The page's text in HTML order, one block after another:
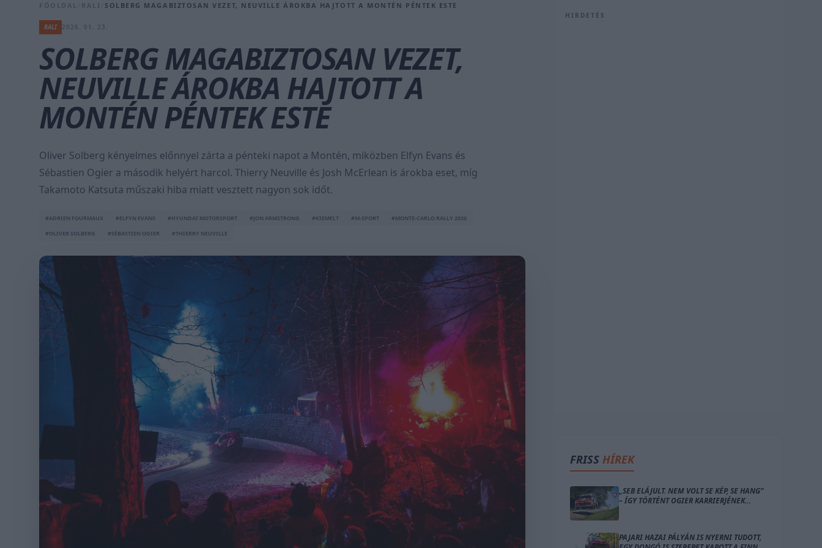
FŐOLDAL RALI SOLBERG MAGABIZTOSAN VEZET, NEUVILLE ÁROKBA HAJTOTT A MONTÉN PÉNTEK ESTE
RALI
SOLBERG MAGABIZTOSAN VEZET,
NEUVILLE ÁROKBA HAJTOTT A
MONTÉN PÉNTEK ESTE
Oliver Solberg kényelmes előnnyel zárta a pénteki napot a Montén, miközben Elfyn Evans és
Sébastien Ogier a második helyért harcol. Thierry Neuville és Josh McErlean is árokba eset, míg
Takamoto Katsuta műszaki hiba miatt vesztett nagyon sok időt.
#ADRIEN FOURMAUX #ELFYN EVANS #HYUNDAI MOTORSPORT #JON ARMSTRONG #KIEMELT #M-SPORT
#MONTE-CARLO RALLY 2026
#OLIVER SOLBERG
#SÉBASTIEN OGIER #THIERRY NEUVILLE
HIRDETÉS
FRISS HÍREK
„SEB ELÁJULT. NEM VOLT SE KÉP, SE HANG”
– ÍGY TÖRTÉNT OGIER KARRIERJÉNEK
PAJARI HAZAI PÁLYÁN IS NYERNI TUDOTT,